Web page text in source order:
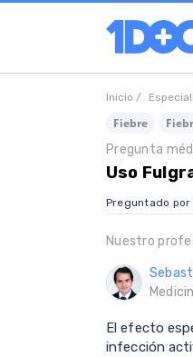
Inicio /
Fiebre
Pregunta
Uso
Preguntado por
Nuestro
El efecto
infección